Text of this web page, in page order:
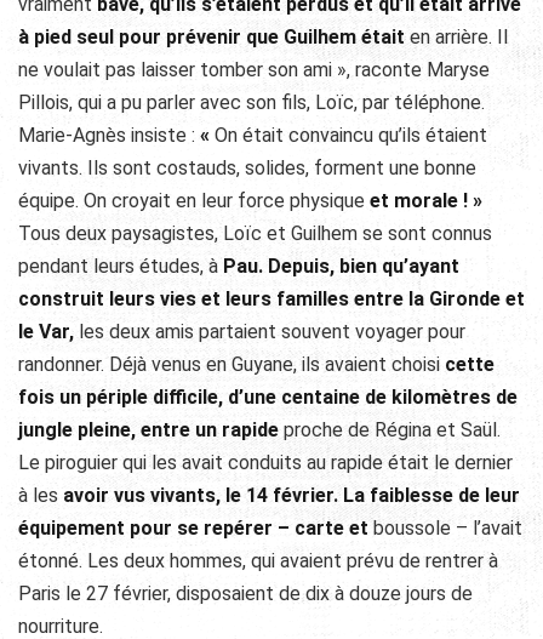
à pied seul pour prévenir que Guilhem étaiten arrière. Il
ne voulait pas laisser tomber son ami », raconte Maryse
Pillois, qui a pu parler avec son fils, Loïc, par téléphone.
Marie-Agnès insiste : « On était convaincu qu’ils étaient
vivants. Ils sont costauds, solides, forment une bonne
équipe. On croyait en leur force physique et morale ! »
Tous deux paysagistes, Loïc et Guilhem se sont connus
pendant leurs études, à Pau. Depuis, bien qu’ayant
construit leurs vies et leurs familles entre la Gironde et
le Var, les deux amis partaient souvent voyager pour
randonner. Déjà venus en Guyane, ils avaient choisi cette
fois un périple difficile, d’une centaine de kilomètres de
jungle pleine, entre un rapide proche de Régina et Saül.
Le piroguier qui les avait conduits au rapide était le dernier
à les avoir vus vivants, le 14 février. La faiblesse de leur
équipement pour se repérer – carte et boussole – l’avait
étonné. Les deux hommes, qui avaient prévu de rentrer à
Paris le 27 février, disposaient de dix à douze jours de
nourriture.